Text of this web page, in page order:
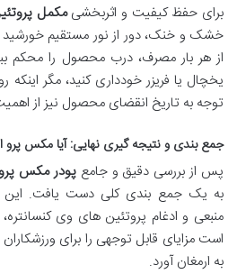
برای حفظ کیفیت و اثربخشیمکمل
خشک و خنک، دور از نور مستقیم
از هر بار مصرف، درب محصول را محکم
یخچال یا فریزر خودداری کنید، مگر
توجه به تاریخ انقضای محصول نیز از
جمع بندی و نتیجه گیری نهایی: آیا مکس
پس از بررسی دقیق و جامعپودر مکس
به یک جمع بندی کلی دست یافت. این
منبعی و ادغام پروتئین های وی
است مزایای قابل توجهی را برای
به ارمغان آورد.